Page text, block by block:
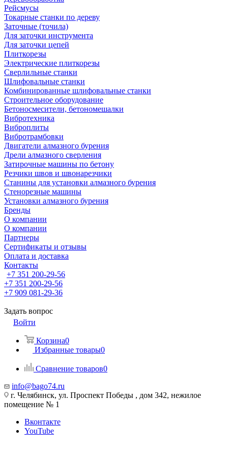
Рейсмусы
Токарные станки по дереву
Заточные (точила)
Для заточки инструмента
Для заточки цепей
Плиткорезы
Электрические плиткорезы
Сверлильные станки
Шлифовальные станки
Комбинированные шлифовальные станки
Строительное оборудование
Бетоносмесители, бетономешалки
Вибротехника
Виброплиты
Вибротрамбовки
Двигатели алмазного бурения
Дрели алмазного сверления
Затирочные машины по бетону
Резчики швов и швонарезчики
Станины для установки алмазного бурения
Стенорезные машины
Установки алмазного бурения
Бренды
О компании
О компании
Партнеры
Cертификаты и отзывы
Оплата и доставка
Контакты
+7 351 200-29-56
+7 351 200-29-56
+7 909 081-29-36
Задать вопрос
Войти
Корзина0
Избранные товары0
Сравнение товаров0
info@bago74.ru
г. Челябинск, ул. Проспект Победы , дом 342, нежилое
помещение № 1
Вконтакте
YouTube